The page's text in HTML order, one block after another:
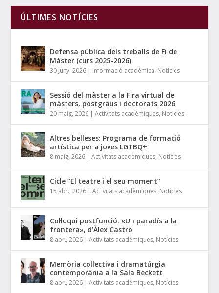
ÚLTIMES NOTÍCIES
Defensa pública dels treballs de Fi de
Màster (curs 2025-2026)
30 juny, 2026 | Informació acadèmica, Notícies
Sessió del màster a la Fira virtual de
màsters, postgraus i doctorats 2026
20 maig, 2026 |Activitats acadèmiques, Notícies
Altres belleses: Programa de formació
artística per a joves LGTBQ+
8 maig, 2026 |Activitats acadèmiques, Notícies
Cicle “El teatre i el seu moment”
15 abr., 2026 |Activitats acadèmiques, Notícies
Col·loqui postfunció: «Un paradís a la
frontera», d’Àlex Castro
8 abr., 2026 |Activitats acadèmiques, Notícies
Memòria col·lectiva i dramatúrgia
contemporània a la Sala Beckett
8 abr., 2026 |Activitats acadèmiques, Notícies